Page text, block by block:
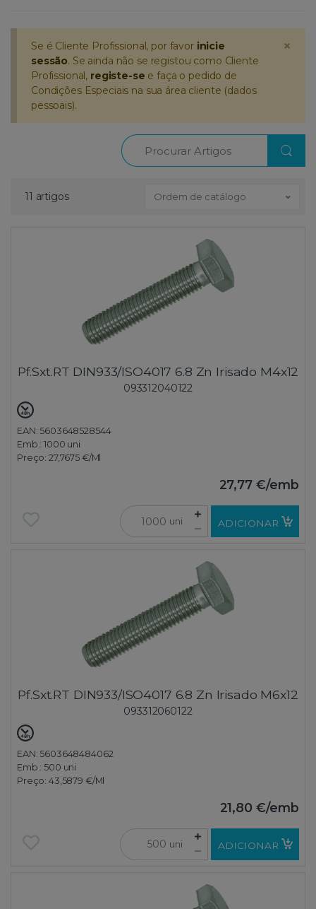
×
Se é Cliente Profissional, por favor inicie
sessão. Se ainda não se registou como Cliente
Profissional, registe-se e faça o pedido de
Condições Especiais na sua área cliente (dados
pessoais).
Procurar
11 artigos Ordem de catálogo
Pf.Sxt.RT DIN933/ISO4017 6.8 Zn Irisado M4x12
093312040122
EAN: 5603648528544
Emb.:1000 uni
Preço: 27,7675 €/Ml
27,77 €/emb
uni ADICIONAR
Pf.Sxt.RT DIN933/ISO4017 6.8 Zn Irisado M6x12
093312060122
EAN: 5603648484062
Emb.:500 uni
Preço: 43,5879 €/Ml
21,80 €/emb
uni ADICIONAR